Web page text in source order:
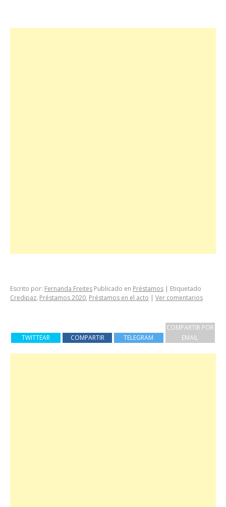
Escrito por: Fernanda Freites Publicado en Préstamos | Etiquetado
Credipaz, Préstamos 2020, Préstamos en el acto | Ver comentarios
TWITTEAR COMPARTIR TELEGRAM
COMPARTIR POR
EMAIL